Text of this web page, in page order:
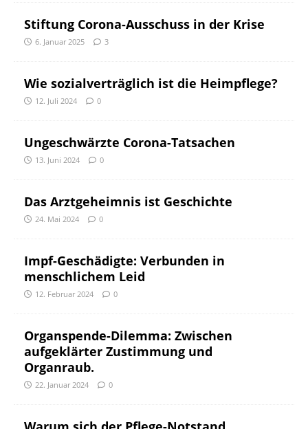
Stiftung Corona-Ausschuss in der Krise
6. Januar 2025 3
Wie sozialverträglich ist die Heimpflege?
12. Juli 2024 0
Ungeschwärzte Corona-Tatsachen
13. Juni 2024 0
Das Arztgeheimnis ist Geschichte
24. Mai 2024 0
Impf-Geschädigte: Verbunden in
menschlichem Leid
12. Februar 2024 0
Organspende-Dilemma: Zwischen
aufgeklärter Zustimmung und
Organraub.
22. Januar 2024 0